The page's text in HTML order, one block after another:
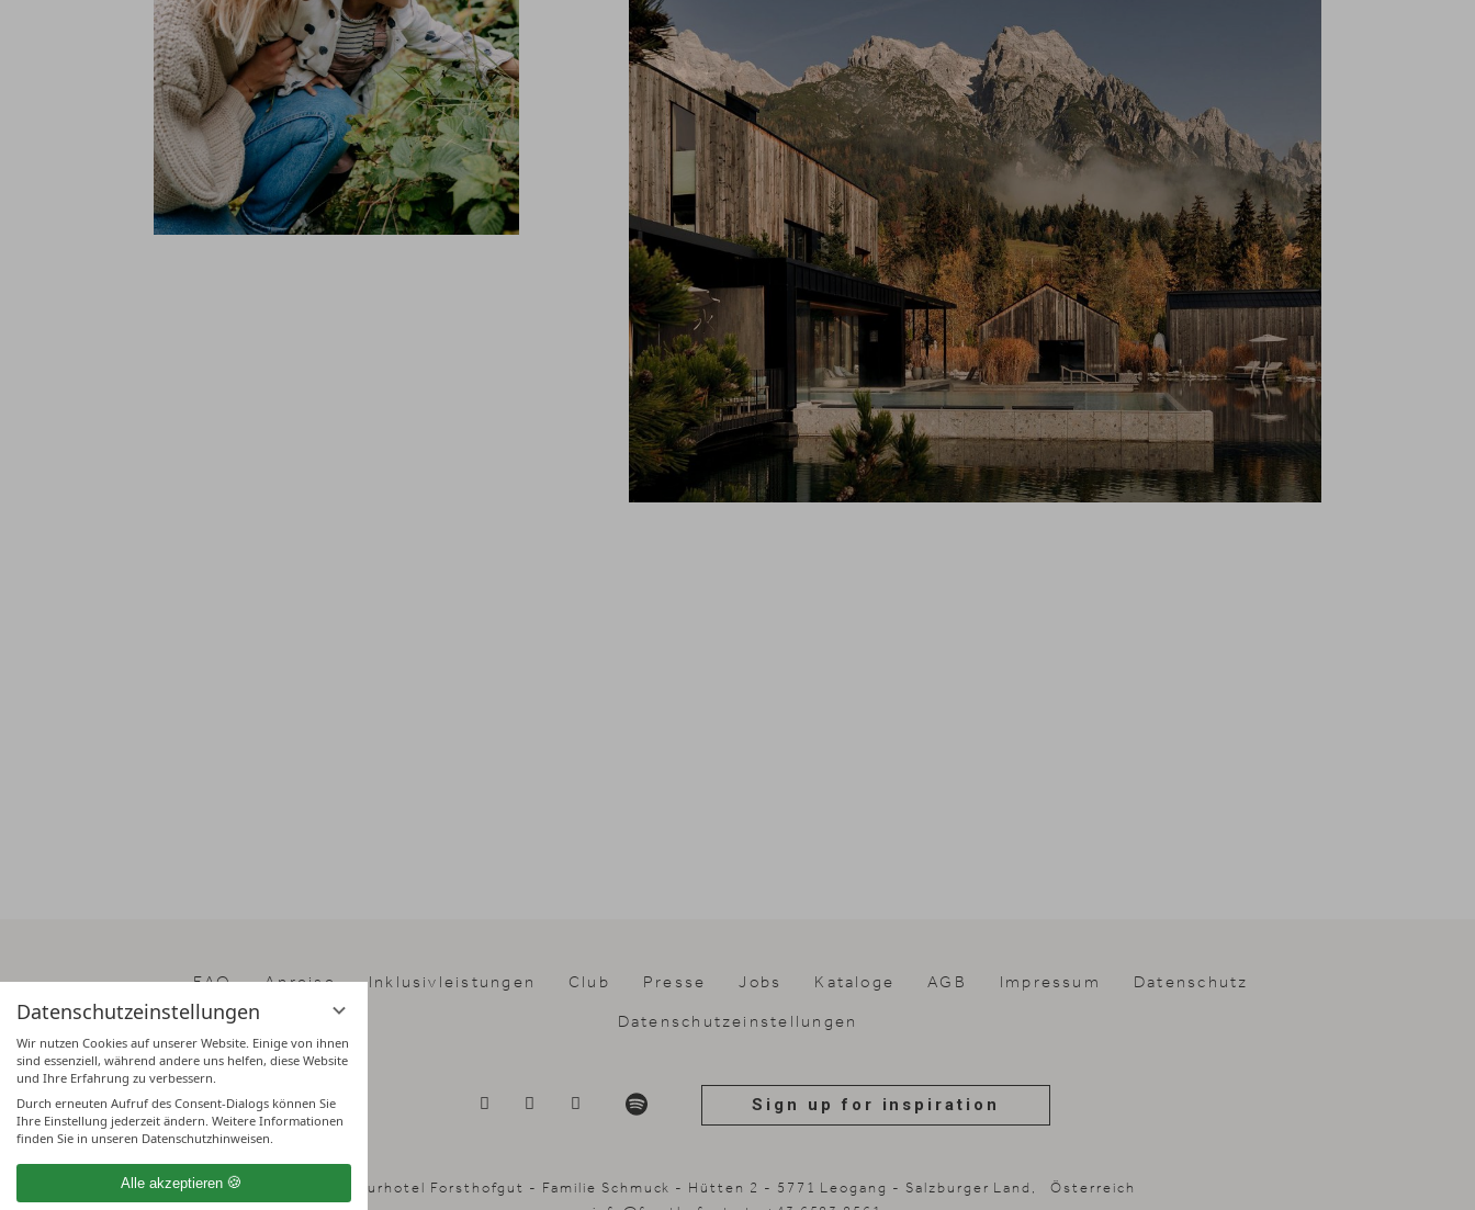
Datenschutzeinstellungen
Wir nutzen Cookies auf unserer Website. Einige von ihnen
sind essenziell, während andere uns helfen, diese Website
und Ihre Erfahrung zu verbessern.
Durch erneuten Aufruf des Consent-Dialogs können Sie
Ihre Einstellung jederzeit ändern. Weitere Informationen
finden Sie in unseren Datenschutzhinweisen.
Alle akzeptieren
FAQ Anreise Inklusivleistungen Club Presse Jobs Kataloge AGB Impressum
Datenschutz
Datenschutz­einstellungen
Sign up for inspiration
Naturhotel Forsthofgut - Familie Schmuck - Hütten 2 - 5771 Leogang - Salzburger Land, Österreich